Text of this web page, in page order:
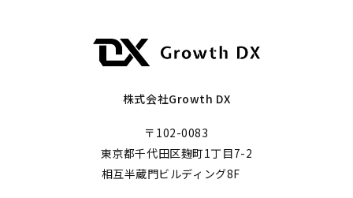
株式会社Growth DX
〒102-0083
東京都千代田区麹町1丁目7-2
相互半蔵門ビルディング8F